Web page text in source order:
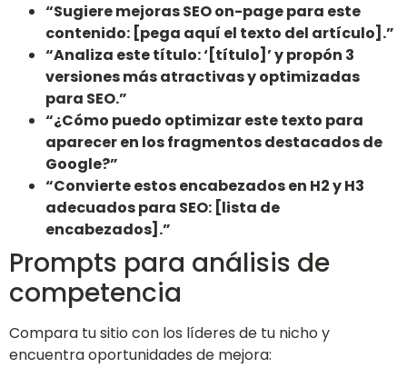
“Sugiere mejoras SEO on-page para este
contenido: [pega aquí el texto del artículo].”
“Analiza este título: ‘[título]’ y propón 3
versiones más atractivas y optimizadas
para SEO.”
“¿Cómo puedo optimizar este texto para
aparecer en los fragmentos destacados de
Google?”
“Convierte estos encabezados en H2 y H3
adecuados para SEO: [lista de
encabezados].”
Prompts para análisis de
competencia
Compara tu sitio con los líderes de tu nicho y
encuentra oportunidades de mejora: